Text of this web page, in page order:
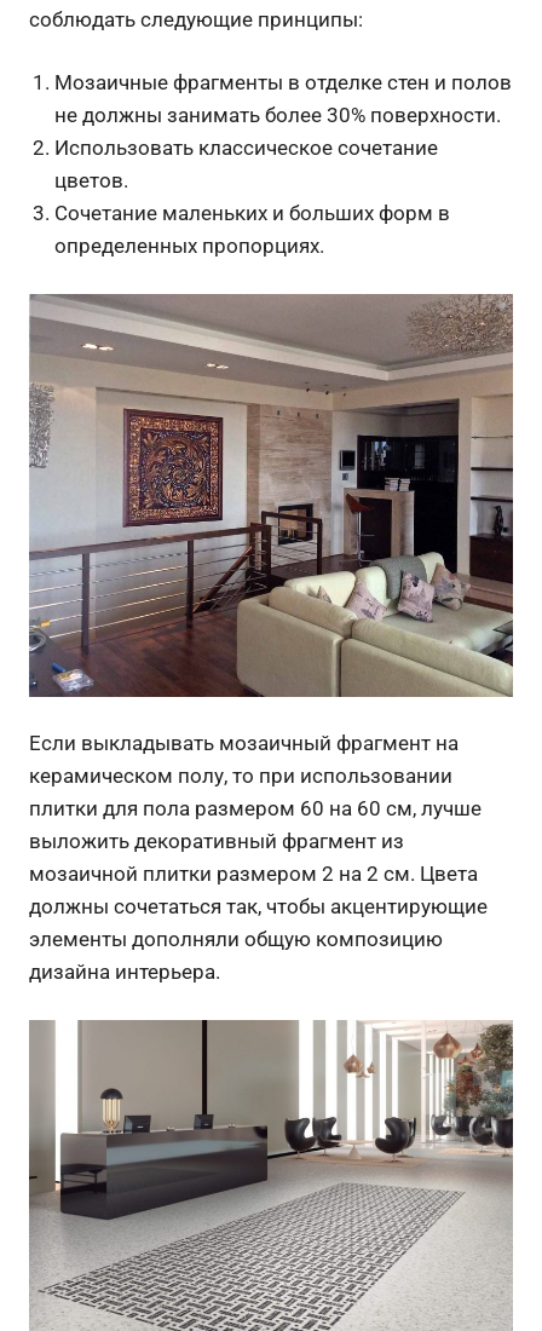
соблюдать следующие принципы:
Мозаичные фрагменты в отделке стен и полов
не должны занимать более 30% поверхности.
Использовать классическое сочетание
цветов.
Сочетание маленьких и больших форм в
определенных пропорциях.
Если выкладывать мозаичный фрагмент на
керамическом полу, то при использовании
плитки для пола размером 60 на 60 см, лучше
выложить декоративный фрагмент из
мозаичной плитки размером 2 на 2 см. Цвета
должны сочетаться так, чтобы акцентирующие
элементы дополняли общую композицию
дизайна интерьера.